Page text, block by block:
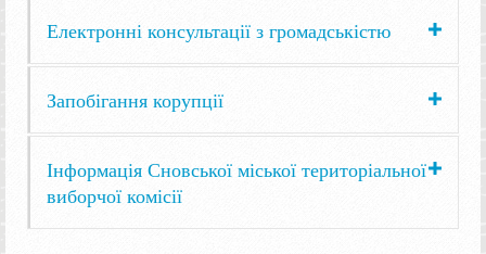
Електронні консультації з громадськістю
Запобігання корупції
Інформація Сновської міської територіальної
виборчої комісії